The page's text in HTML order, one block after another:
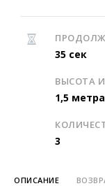
35 сек
ВЫСОТА
1,5
3
ОПИСАНИЕ